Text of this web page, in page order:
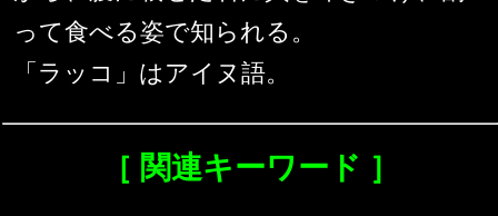
って食べる姿で知られる。
「ラッコ」はアイヌ語。
［ 関連キーワード ］